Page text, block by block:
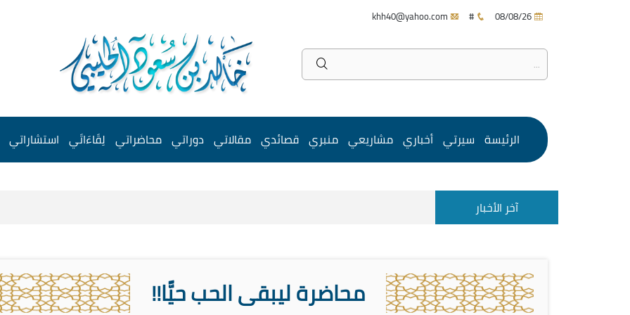
#
الرئيسة سيرتي أخباري مشاريعي منبري قصائدي مقالاتي دوراتي محاضراتي لِقَاءَاتَي استشاراتي
آخر الأخبار
محاضرة ليبقى الحب حيًّا!!